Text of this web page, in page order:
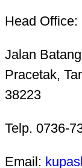
Head Office:
Jalan
Pracetak,
38223
Telp. 0736-
Email: